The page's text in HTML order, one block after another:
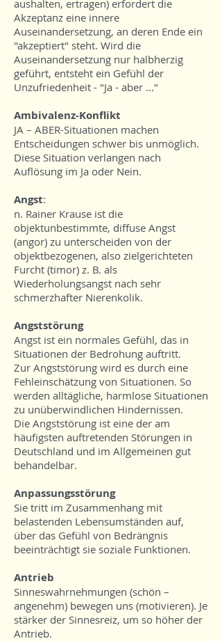
aushalten, ertragen) erfordert die
Akzeptanz eine innere
Auseinandersetzung, an deren Ende ein
"akzeptiert" steht. Wird die
Auseinandersetzung nur halbherzig
geführt, entsteht ein Gefühl der
Unzufriedenheit - "Ja - aber ..."
Ambivalenz-Konflikt
JA – ABER-Situationen machen
Entscheidungen schwer bis unmöglich.
Diese Situation verlangen nach
Auflösung im Ja oder Nein.
Angst:
n. Rainer Krause ist die
objektunbestimmte, diffuse Angst
(angor) zu unterscheiden von der
objektbezogenen, also zielgerichteten
Furcht (timor) z. B. als
Wiederholungsangst nach sehr
schmerzhafter Nierenkolik.
Angststörung
Angst ist ein normales Gefühl, das in
Situationen der Bedrohung auftritt.
Zur Angststörung wird es durch eine
Fehleinschätzung von Situationen. So
werden alltägliche, harmlose Situationen
zu unüberwindlichen Hindernissen.
Die Angststörung ist eine der am
häufigsten auftretenden Störungen in
Deutschland und im Allgemeinen gut
behandelbar.
Anpassungsstörung
Sie tritt im Zusammenhang mit
belastenden Lebensumständen auf,
über das Gefühl von Bedrängnis
beeinträchtigt sie soziale Funktionen.
Antrieb
Sinneswahrnehmungen (schön –
angenehm) bewegen uns (motivieren). Je
stärker der Sinnesreiz, um so höher der
Antrieb.